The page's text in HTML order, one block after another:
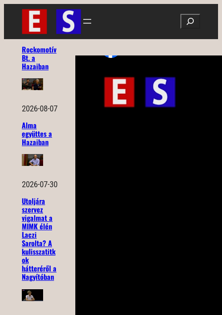
Ugrás
tartalomhoz
Search
Rockomotív
Bt. a
Hazaiban
2026-08-07
Alma
együttes a
Hazaiban
2026-07-30
Utoljára
szervez
vigalmat a
MIMK élén
Laczi
Sarolta? A
kulisszatitk
ok
hátteréről a
Nagyítóban